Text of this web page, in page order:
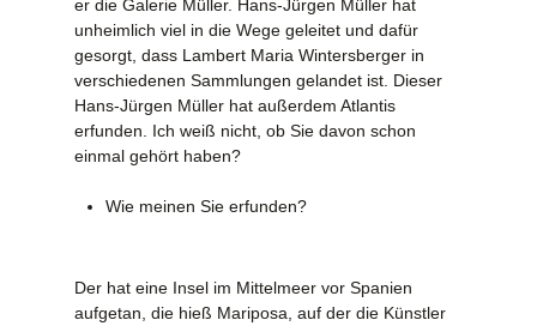
er die Galerie Müller. Hans-Jürgen Müller hat
unheimlich viel in die Wege geleitet und dafür
gesorgt, dass Lambert Maria Wintersberger in
verschiedenen Sammlungen gelandet ist. Dieser
Hans-Jürgen Müller hat außerdem Atlantis
erfunden. Ich weiß nicht, ob Sie davon schon
einmal gehört haben?
Wie meinen Sie erfunden?
Der hat eine Insel im Mittelmeer vor Spanien
aufgetan, die hieß Mariposa, auf der die Künstler